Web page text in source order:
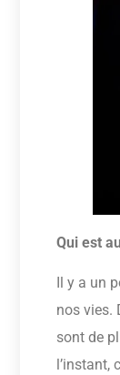
Qui est
Il y a un
nos vies.
sont de